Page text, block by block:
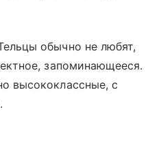
обычно не любят,
запоминающееся.
высококлассные, с